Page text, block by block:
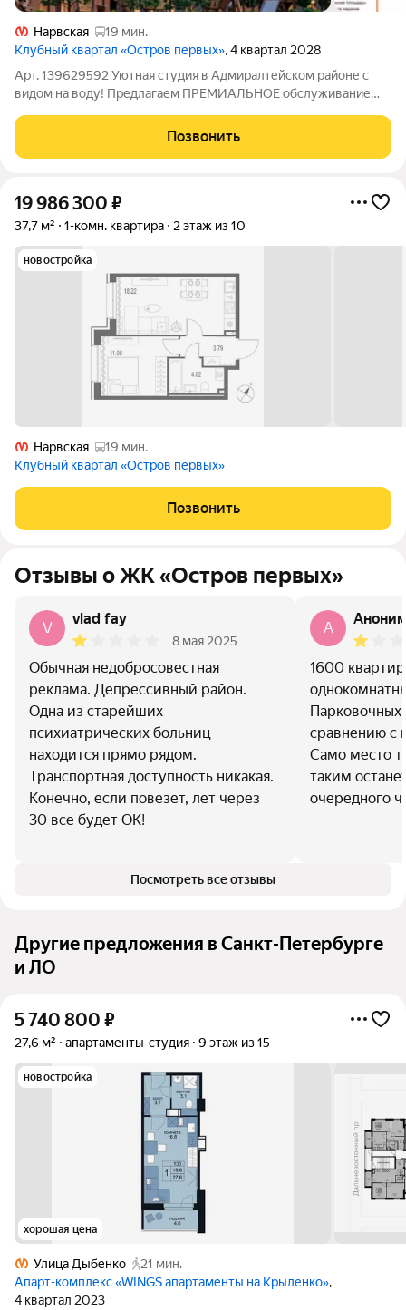
Нарвская
19 мин.
Клубный квартал «Остров первых», 4 квартал 2028
Арт. 139629592 Уютная студия в Адмиралтейском районе с
видом на воду! Предлагаем ПРЕМИАЛЬНОЕ обслуживание
просмотр, предоставим полную информацию по объекту. 20
лет работы с требовательными клиентами
Позвонить
19 986 300 ₽
37,7 м² 1-комн. квартира 2 этаж из 10
новостройка
Нарвская
19 мин.
Клубный квартал «Остров первых»
Позвонить
Отзывы о ЖК «Остров первых»
V
vlad fay
8 мая 2025
Обычная недобросовестная
реклама. Депрессивный район.
Одна из старейших
психиатрических больниц
находится прямо рядом.
Транспортная доступность никакая.
Конечно, если повезет, лет через
30 все будет ОК!
A
1600
Парковочных
сравнению с
Само место
таким
очередного
Посмотреть все отзывы
Другие предложения в Санкт-Петербурге
и ЛО
5 740 800 ₽
27,6 м² апартаменты-студия 9 этаж из 15
новостройка
хорошая цена
Улица Дыбенко
21 мин.
Апарт-комплекс «WINGS апартаменты на Крыленко»,
4 квартал 2023